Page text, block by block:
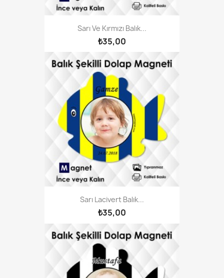
Sarı Ve Kırmızı Balık...
₺35,00
Sarı Lacivert Balık...
₺35,00